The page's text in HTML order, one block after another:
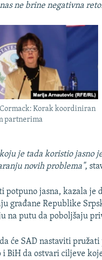
ne brine negativna
Korak koordiniran
partnerima
je tada koristio jasno
novih problema",
potpuno jasna, kazala je
građane Republike
na putu da poboljšaju
će SAD nastaviti
i BiH da ostvari ciljeve